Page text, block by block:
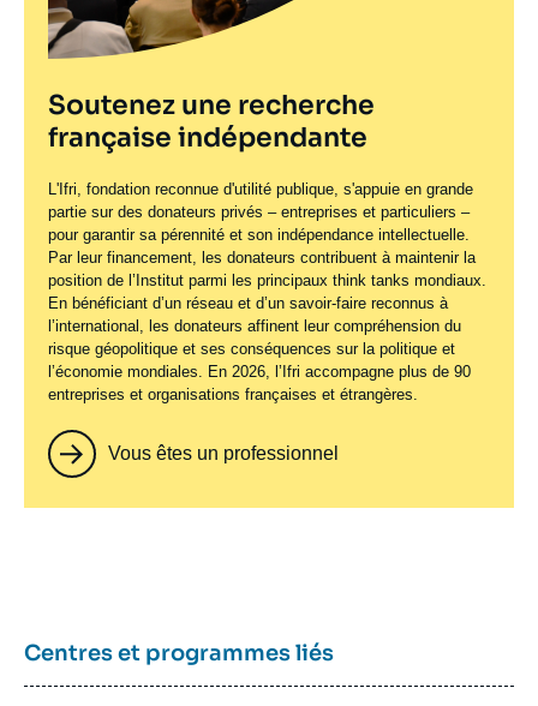
Soutenez une recherche
française indépendante
L'Ifri, fondation reconnue d'utilité publique, s'appuie en grande
partie sur des donateurs privés – entreprises et particuliers –
pour garantir sa pérennité et son indépendance intellectuelle.
Par leur financement, les donateurs contribuent à maintenir la
position de l’Institut parmi les principaux think tanks mondiaux.
En bénéficiant d’un réseau et d’un savoir-faire reconnus à
l’international, les donateurs affinent leur compréhension du
risque géopolitique et ses conséquences sur la politique et
l’économie mondiales. En 2026, l’Ifri accompagne plus de 90
entreprises et organisations françaises et étrangères.
Vous êtes un professionnel
Centres et programmes liés